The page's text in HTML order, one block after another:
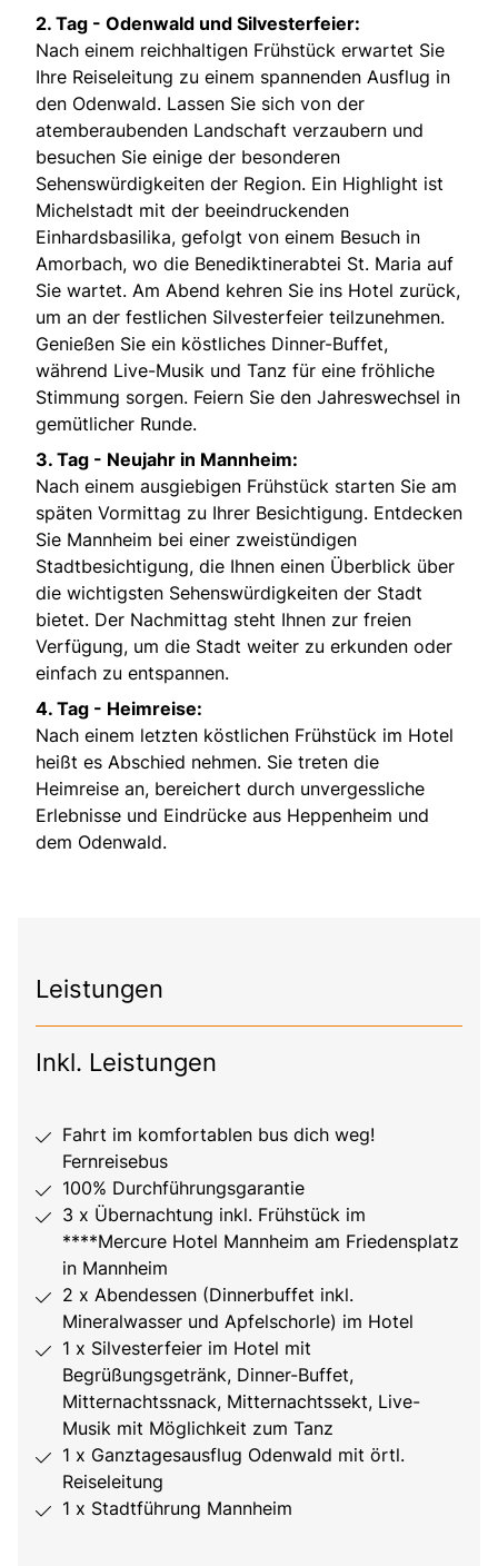
2. Tag - Odenwald und Silvesterfeier:
Nach einem reichhaltigen Frühstück erwartet Sie
Ihre Reiseleitung zu einem spannenden Ausflug in
den Odenwald. Lassen Sie sich von der
atemberaubenden Landschaft verzaubern und
besuchen Sie einige der besonderen
Sehenswürdigkeiten der Region. Ein Highlight ist
Michelstadt mit der beeindruckenden
Einhardsbasilika, gefolgt von einem Besuch in
Amorbach, wo die Benediktinerabtei St. Maria auf
Sie wartet. Am Abend kehren Sie ins Hotel zurück,
um an der festlichen Silvesterfeier teilzunehmen.
Genießen Sie ein köstliches Dinner-Buffet,
während Live-Musik und Tanz für eine fröhliche
Stimmung sorgen. Feiern Sie den Jahreswechsel in
gemütlicher Runde.
3. Tag - Neujahr in Mannheim:
Nach einem ausgiebigen Frühstück starten Sie am
späten Vormittag zu Ihrer Besichtigung. Entdecken
Sie Mannheim bei einer zweistündigen
Stadtbesichtigung, die Ihnen einen Überblick über
die wichtigsten Sehenswürdigkeiten der Stadt
bietet. Der Nachmittag steht Ihnen zur freien
Verfügung, um die Stadt weiter zu erkunden oder
einfach zu entspannen.
4. Tag - Heimreise:
Nach einem letzten köstlichen Frühstück im Hotel
heißt es Abschied nehmen. Sie treten die
Heimreise an, bereichert durch unvergessliche
Erlebnisse und Eindrücke aus Heppenheim und
dem Odenwald.
Leistungen
Inkl. Leistungen
Fahrt im komfortablen bus dich weg!
Fernreisebus
100% Durchführungsgarantie
3 x Übernachtung inkl. Frühstück im
****Mercure Hotel Mannheim am Friedensplatz
in Mannheim
2 x Abendessen (Dinnerbuffet inkl.
Mineralwasser und Apfelschorle) im Hotel
1 x Silvesterfeier im Hotel mit
Begrüßungsgetränk, Dinner-Buffet,
Mitternachtssnack, Mitternachtssekt, Live-
Musik mit Möglichkeit zum Tanz
1 x Ganztagesausflug Odenwald mit örtl.
Reiseleitung
1 x Stadtführung Mannheim